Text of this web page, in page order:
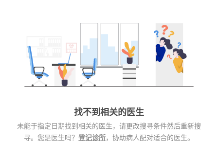
找不到相关的医生
未能于指定日期找到相关的医生，请更改搜寻条件然后重新搜
寻。您是医生吗？ 登记诊所，协助病人配对适合的医生。